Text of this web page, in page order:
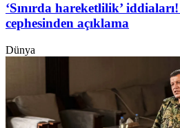
‘Sınırda hareketlilik’
cephesinden açıklama
Dünya